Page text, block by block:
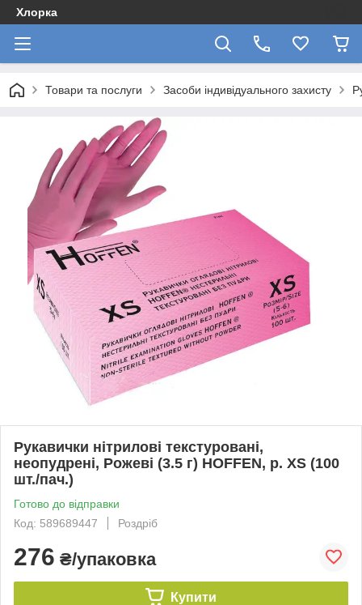
Хлорка
Товари та послуги Засоби індивідуального захисту
Рукавички нітрилові текстуровані,
неопудрені, Рожеві (3.5 г) HOFFEN, р. XS (100
шт./пач.)
Готово до відправки
Код: 589689447
Роздріб
276 ₴/упаковка
Купити